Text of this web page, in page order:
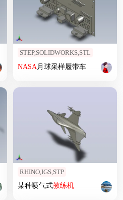
STEP,SOLIDWORKS,STL
NASA 月球采样履带车
RHINO,IGS,STP
某种喷气式教练机